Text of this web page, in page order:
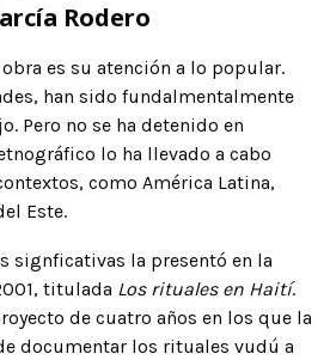
Rodero
es su atención a lo popular.
han sido fundalmentalmente
Pero no se ha detenido en
lo ha llevado a cabo
como América Latina,
Este.
signficativas la presentó en la
titulada Los rituales en Haití.
de cuatro años en los que la
documentar los rituales vudú a